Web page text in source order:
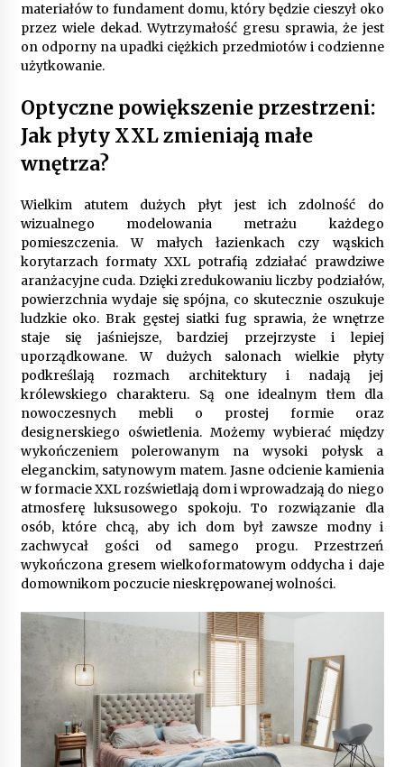
materiałów to fundament domu, który będzie cieszył oko
przez wiele dekad. Wytrzymałość gresu sprawia, że jest
on odporny na upadki ciężkich przedmiotów i codzienne
użytkowanie.
Optyczne powiększenie przestrzeni:
Jak płyty XXL zmieniają małe
wnętrza?
Wielkim atutem dużych płyt jest ich zdolność do
wizualnego modelowania metrażu każdego
pomieszczenia. W małych łazienkach czy wąskich
korytarzach formaty XXL potrafią zdziałać prawdziwe
aranżacyjne cuda. Dzięki zredukowaniu liczby podziałów,
powierzchnia wydaje się spójna, co skutecznie oszukuje
ludzkie oko. Brak gęstej siatki fug sprawia, że wnętrze
staje się jaśniejsze, bardziej przejrzyste i lepiej
uporządkowane. W dużych salonach wielkie płyty
podkreślają rozmach architektury i nadają jej
królewskiego charakteru. Są one idealnym tłem dla
nowoczesnych mebli o prostej formie oraz
designerskiego oświetlenia. Możemy wybierać między
wykończeniem polerowanym na wysoki połysk a
eleganckim, satynowym matem. Jasne odcienie kamienia
w formacie XXL rozświetlają dom i wprowadzają do niego
atmosferę luksusowego spokoju. To rozwiązanie dla
osób, które chcą, aby ich dom był zawsze modny i
zachwycał gości od samego progu. Przestrzeń
wykończona gresem wielkoformatowym oddycha i daje
domownikom poczucie nieskrępowanej wolności.